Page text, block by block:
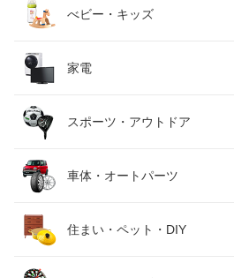
ベビーファッション
インナー・下着・ナイトウェア
バッグ・小物・ブランド雑貨
靴
腕時計
水・ソフトドリンク
ビール・洋酒
ワイン
日本酒・焼酎
ダイエット・健康
医薬品・コンタクト・介護
美容・コスメ・香水
べビー・キッズ
キッズ・ベビー・マタニティ
おもちゃ
家電
家電
TV・オーディオ・カメラ
スマートフォン・タブレット
スポーツ・アウトドア
スポーツ・アウトドア
ゴルフ
車体・オートパーツ
車用品・バイク用品
住まい・ペット・DIY